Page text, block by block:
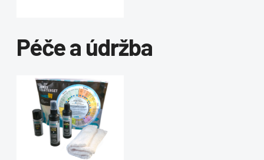
Péče a údržba